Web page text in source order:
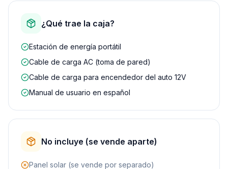
¿Qué trae la caja?
Estación de energía portátil
Cable de carga AC (toma de pared)
Cable de carga para encendedor del auto 12V
Manual de usuario en español
No incluye (se vende aparte)
Panel solar (se vende por separado)